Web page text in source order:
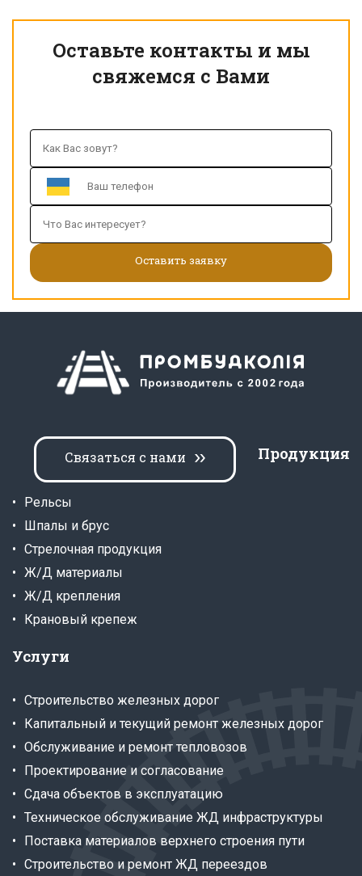
Оставьте контакты и мы
свяжемся с Вами
Услуги
Строительство железных дорог
Капитальный и текущий ремонт железных дорог
Обслуживание и ремонт тепловозов
Проектирование и согласование
Сдача объектов в эксплуатацию
Техническое обслуживание ЖД инфраструктуры
Поставка материалов верхнего строения пути
Строительство и ремонт ЖД переездов
Продукция
Рельсы
Шпалы и брус
Стрелочная продукция
Ж/Д материалы
Ж/Д крепления
Крановый крепеж
Связаться с нами